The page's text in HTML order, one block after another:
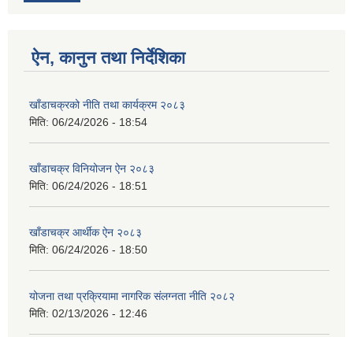
ऐन, कानुन तथा निर्देशिका
खाँडाचक्रको नीति तथा कार्यक्रम २०८३
मिति: 06/24/2026 - 18:54
खाँडाचक्र विनियोजन ऐन २०८३
मिति: 06/24/2026 - 18:51
खाँडाचक्र आर्थीक ऐन २०८३
मिति: 06/24/2026 - 18:50
योजना तथा प्रक्रियामा नागरिक संलग्नता नीति २०८२
मिति: 02/13/2026 - 12:46